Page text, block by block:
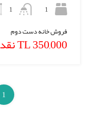
1
1
فروش خانه دست دوم
TL 350,000 نقدی
1